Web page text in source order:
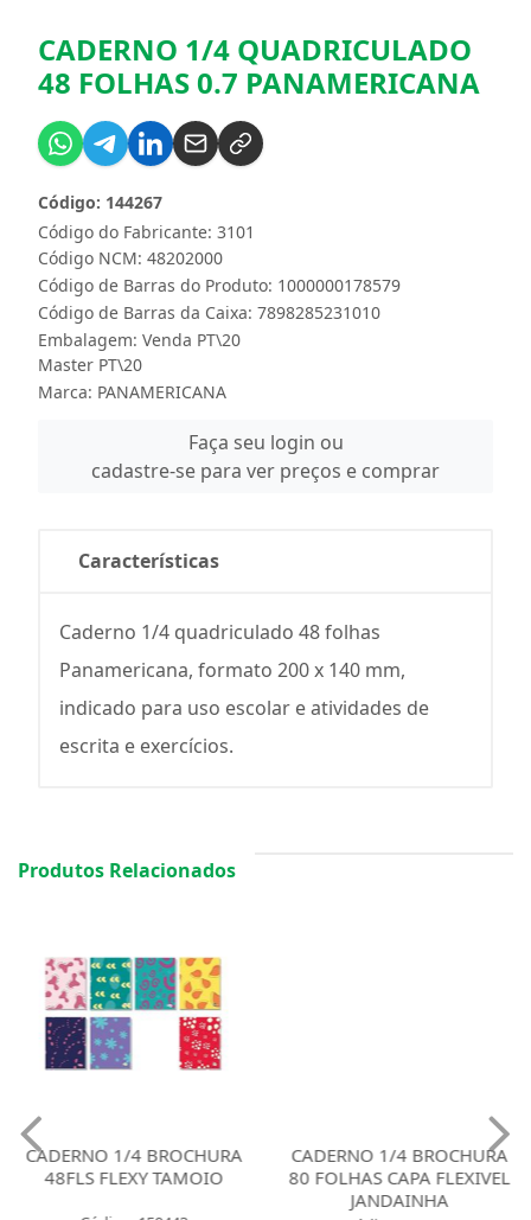
CADERNO 1/4 QUADRICULADO
48 FOLHAS 0.7 PANAMERICANA
Código do Fabricante: 3101
Código: 144267
Código NCM: 48202000
Código de Barras do Produto: 1000000178579
Código de Barras da Caixa: 7898285231010
Embalagem: Venda PT\20
Master PT\20
Marca: PANAMERICANA
Faça seu login ou
cadastre-se para ver preços e comprar
Características
Caderno 1/4 quadriculado 48 folhas
Panamericana, formato 200 x 140 mm,
indicado para uso escolar e atividades de
escrita e exercícios.
Produtos Relacionados
CADERNO 1/4 BROCHURA
48FLS FLEXY TAMOIO
CADERNO 1/4 BROCHURA
80 FOLHAS CAPA FLEXIVEL
JANDAINHA